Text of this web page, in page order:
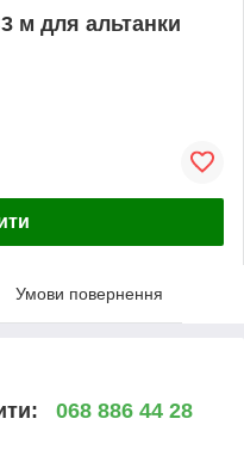
м для альтанки
Умови повернення
068 886 44 28